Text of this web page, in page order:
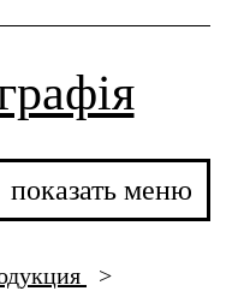
показать меню
>